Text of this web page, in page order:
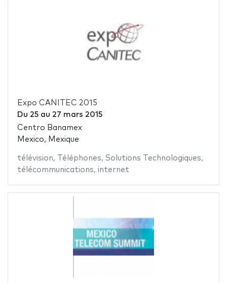
Expo CANITEC 2015
Du 25au 27 mars 2015
Centro Banamex
Mexico, Mexique
télévision, Téléphones, Solutions Technologiques,
télécommunications, internet